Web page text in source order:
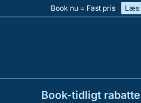
Book nu = Fast pris Læs
Book-tidligt